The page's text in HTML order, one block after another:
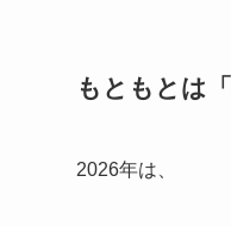
もともとは
2026年は、